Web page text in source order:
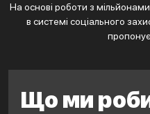
На основі роботи з
в системі соціального
Що ми